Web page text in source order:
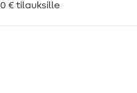
€ tilauksille